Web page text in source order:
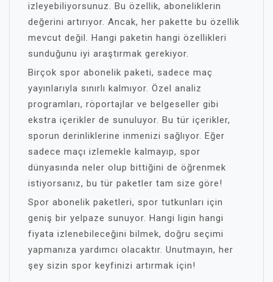
izleyebiliyorsunuz. Bu özellik, aboneliklerin
değerini artırıyor. Ancak, her pakette bu özellik
mevcut değil. Hangi paketin hangi özellikleri
sunduğunu iyi araştırmak gerekiyor.
Birçok spor abonelik paketi, sadece maç
yayınlarıyla sınırlı kalmıyor. Özel analiz
programları, röportajlar ve belgeseller gibi
ekstra içerikler de sunuluyor. Bu tür içerikler,
sporun derinliklerine inmenizi sağlıyor. Eğer
sadece maçı izlemekle kalmayıp, spor
dünyasında neler olup bittiğini de öğrenmek
istiyorsanız, bu tür paketler tam size göre!
Spor abonelik paketleri, spor tutkunları için
geniş bir yelpaze sunuyor. Hangi ligin hangi
fiyata izlenebileceğini bilmek, doğru seçimi
yapmanıza yardımcı olacaktır. Unutmayın, her
şey sizin spor keyfinizi artırmak için!